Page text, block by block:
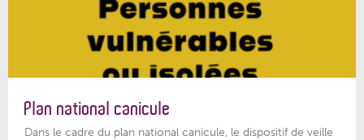
Plan national canicule
Dans le cadre du plan national canicule, le dispositif de veille